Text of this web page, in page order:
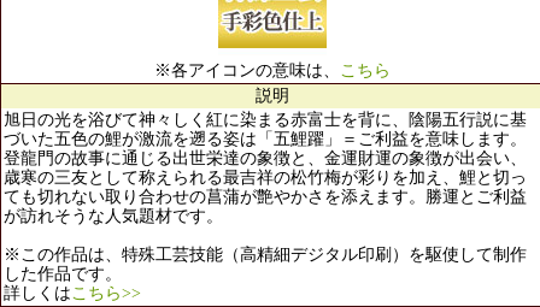
※各アイコンの意味は、 こちら
説明
旭日の光を浴びて神々しく紅に染まる赤富士を背に、陰陽五行説に基
づいた五色の鯉が激流を遡る姿は「五鯉躍」＝ご利益を意味します。
登龍門の故事に通じる出世栄達の象徴と、金運財運の象徴が出会い、
歳寒の三友として称えられる最吉祥の松竹梅が彩りを加え、鯉と切っ
ても切れない取り合わせの菖蒲が艶やかさを添えます。勝運とご利益
が訪れそうな人気題材です。
※この作品は、特殊工芸技能（高精細デジタル印刷）を駆使して制作
した作品です。
詳しくはこちら>>